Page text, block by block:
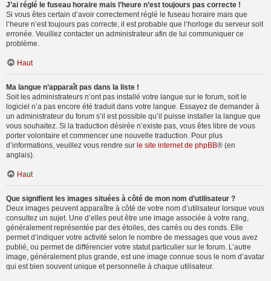
J’ai réglé le fuseau horaire mais l’heure n’est toujours pas correcte !
Si vous êtes certain d’avoir correctement réglé le fuseau horaire mais que
l’heure n’est toujours pas correcte, il est probable que l’horloge du serveur soit
erronée. Veuillez contacter un administrateur afin de lui communiquer ce
problème.
Haut
Ma langue n’apparaît pas dans la liste !
Soit les administrateurs n’ont pas installé votre langue sur le forum, soit le
logiciel n’a pas encore été traduit dans votre langue. Essayez de demander à
un administrateur du forum s’il est possible qu’il puisse installer la langue que
vous souhaitez. Si la traduction désirée n’existe pas, vous êtes libre de vous
porter volontaire et commencer une nouvelle traduction. Pour plus
d’informations, veuillez vous rendre sur le site internet de phpBB® (en
anglais).
Haut
Que signifient les images situées à côté de mon nom d’utilisateur ?
Deux images peuvent apparaître à côté de votre nom d’utilisateur lorsque vous
consultez un sujet. Une d’elles peut être une image associée à votre rang,
généralement représentée par des étoiles, des carrés ou des ronds. Elle
permet d’indiquer votre activité selon le nombre de messages que vous avez
publié, ou permet de différencier votre statut particulier sur le forum. L’autre
image, généralement plus grande, est une image connue sous le nom d’avatar
qui est bien souvent unique et personnelle à chaque utilisateur.